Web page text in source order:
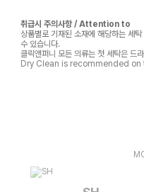
취급시 주의사항 / Attention to
상품별로 기재된 소재에 해당하는 세
수 있습니다.
클릭앤퍼니 모든 의류는 첫 세탁은 드
Dry Clean is recommended on